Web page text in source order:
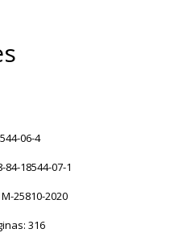
06-4
84-18544-07-1
25810-2020
316